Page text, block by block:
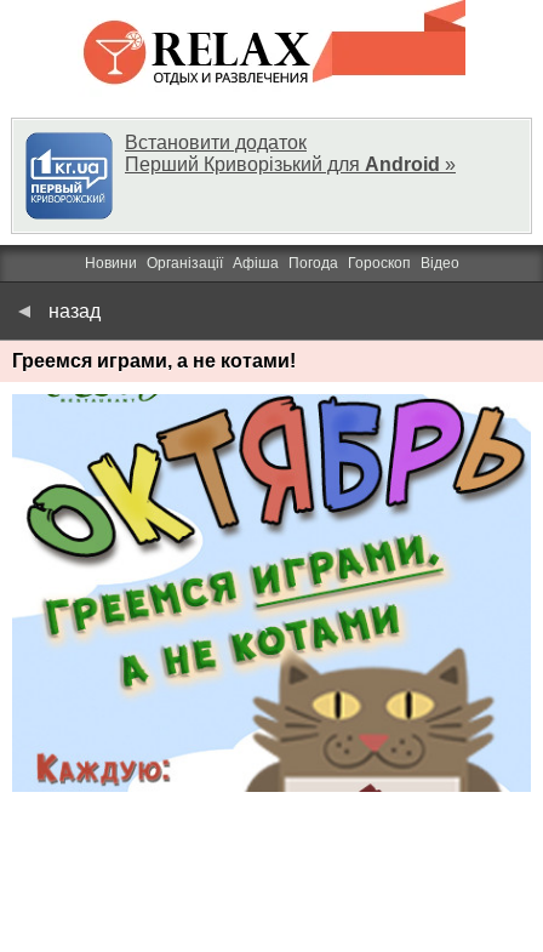
Встановити додаток
Перший Криворізький для Android »
Новини Організації Афіша Погода Гороскоп Відео
назад
Греемся играми, а не котами!